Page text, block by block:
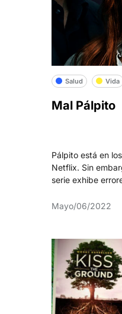
Salud Vida
Mal Pálpito
Pálpito está en
Netflix. Sin
serie exhibe
Mayo/06/2022